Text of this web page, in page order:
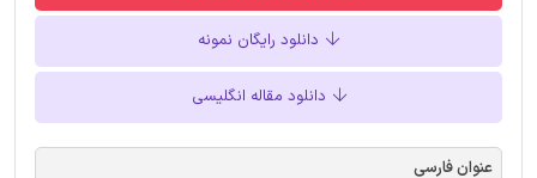
دانلود رایگان نمونه
دانلود مقاله انگلیسی
عنوان فارسی